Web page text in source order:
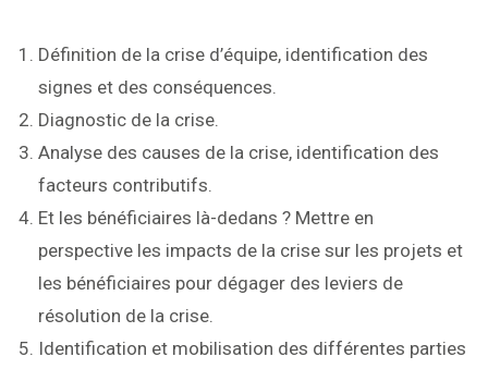
Définition de la crise d’équipe, identification des
signes et des conséquences.
Diagnostic de la crise.
Analyse des causes de la crise, identification des
facteurs contributifs.
Et les bénéficiaires là-dedans ? Mettre en
perspective les impacts de la crise sur les projets et
les bénéficiaires pour dégager des leviers de
résolution de la crise.
Identification et mobilisation des différentes parties